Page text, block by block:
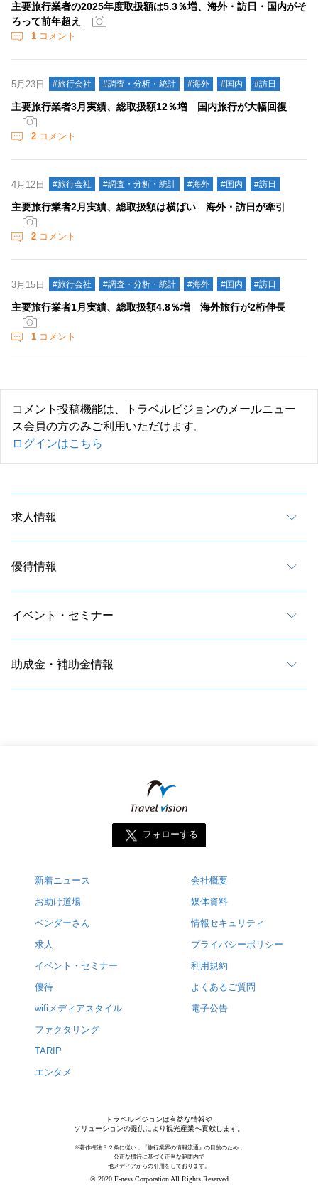
主要旅行業者の2025年度取扱額は5.3％増、海外・訪日・国内がそ
ろって前年超え
1 コメント
5月23日 #旅行会社 #調査・分析・統計 #海外 #国内 #訪日
主要旅行業者3月実績、総取扱額12％増 国内旅行が大幅回復
2 コメント
4月12日 #旅行会社 #調査・分析・統計 #海外 #国内 #訪日
主要旅行業者2月実績、総取扱額は横ばい 海外・訪日が牽引
2 コメント
3月15日 #旅行会社 #調査・分析・統計 #海外 #国内 #訪日
主要旅行業者1月実績、総取扱額4.8％増 海外旅行が2桁伸長
1 コメント
コメント投稿機能は、トラベルビジョンのメールニュー
ス会員の方のみご利用いただけます。
ログインはこちら
求人情報
優待情報
イベント・セミナー
助成金・補助金情報
フォローする
新着ニュース
お助け道場
ベンダーさん
求人
イベント・セミナー
優待
wifiメディアスタイル
ファクタリング
TARIP
エンタメ
会社概要
媒体資料
情報セキュリティ
プライバシーポリシー
利用規約
よくあるご質問
電子公告
トラベルビジョンは有益な情報や
ソリューションの提供により観光産業へ貢献します。
※著作権法３２条に従い，『旅行業界の情報流通』の目的のため，
公正な慣行に基づく正当な範囲内で
他メディアからの引用をしております。
© 2020 F-ness Corporation All Rights Reserved